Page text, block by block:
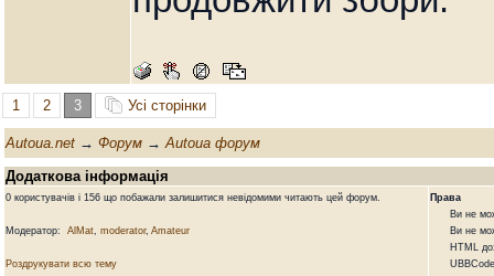
1 2 3 Усі сторінки
Autoua.net → Форум →Autoua форум
Додаткова інформація
0 користувачів і 156 що побажали залишитися невідомими читають цей форум.
Модератор: AlMat, moderator, Amateur
Роздрукувати всю тему
Права
Ви не
Ви не
HTML
UBBCode